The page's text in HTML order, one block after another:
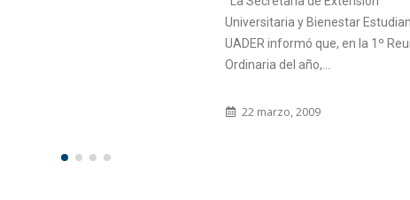
Universitaria y Bienestar Estudiantil de la
Sistemas de...
5 agosto, 2015